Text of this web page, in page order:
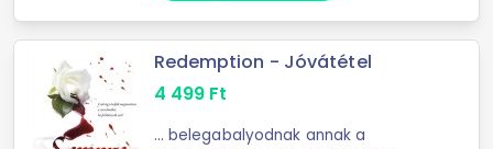
Redemption - Jóvátétel
4 499 Ft
... belegabalyodnak annak a